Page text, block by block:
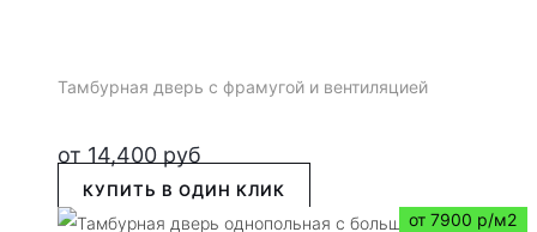
Тамбурная дверь с фрамугой и вентиляцией
от 14,400 руб
КУПИТЬ В ОДИН КЛИК
от 7900 р/м2